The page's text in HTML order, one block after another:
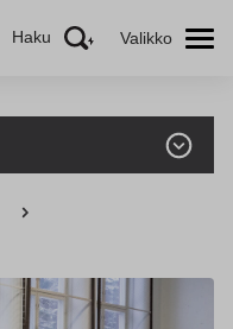
Haku Valikko